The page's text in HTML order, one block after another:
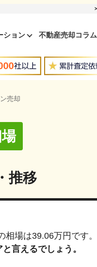
ション 不動産売却コラム
売却
推移
相場は39.06万円です。
言えるでしょう。